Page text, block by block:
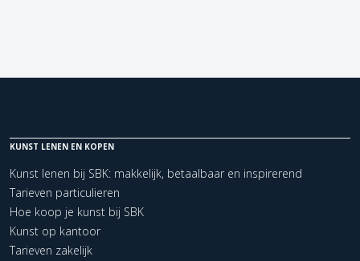
KUNST LENEN EN KOPEN
Kunst lenen bij SBK: makkelijk, betaalbaar en inspirerend
Tarieven particulieren
Hoe koop je kunst bij SBK
Kunst op kantoor
Tarieven zakelijk